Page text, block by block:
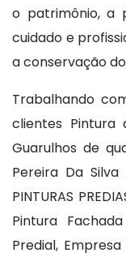
o patrimônio, a
cuidado e
a conservação
Trabalhando
clientes Pintura
Guarulhos de
Pereira Da
PINTURAS
Pintura
Predial,